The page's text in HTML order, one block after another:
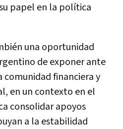
papel en la política
una oportunidad
de exponer ante
comunidad financiera y
en un contexto en el
consolidar apoyos
a la estabilidad